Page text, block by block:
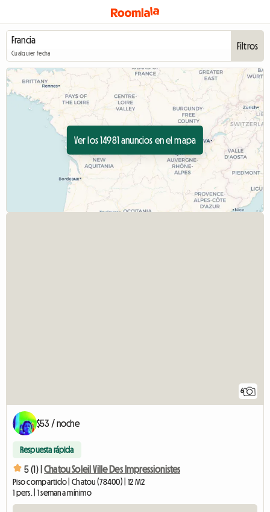
Cualquier fecha
Filtros
Ver los 14981 anuncios en el mapa
6
$53 / noche
Respuesta rápida
5 (1) | Chatou Soleil Ville Des Impressionistes
Piso compartido | Chatou (78400) | 12 M2
1 pers. | 1 semana mínimo